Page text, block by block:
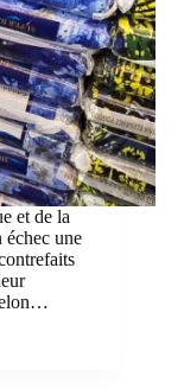
et de la
échec une